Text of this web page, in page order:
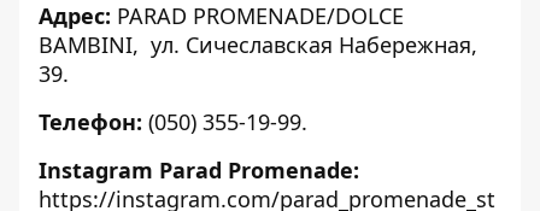
Адрес: PARAD PROMENADE/DOLCE
BAMBINI, ул. Сичеславская Набережная,
39.
Телефон: (050) 355-19-99.
Instagram Parad Promenade:
https://instagram.com/parad_promenade_st